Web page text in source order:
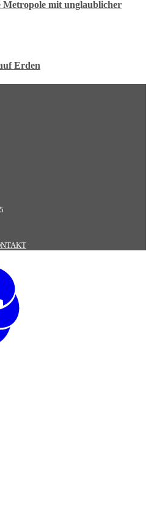
Metropole mit unglaublicher
Erden